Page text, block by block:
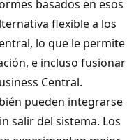
basados en esos
flexible a los
lo que le permite
e incluso fusionar
Central.
pueden integrarse
salir del sistema. Los